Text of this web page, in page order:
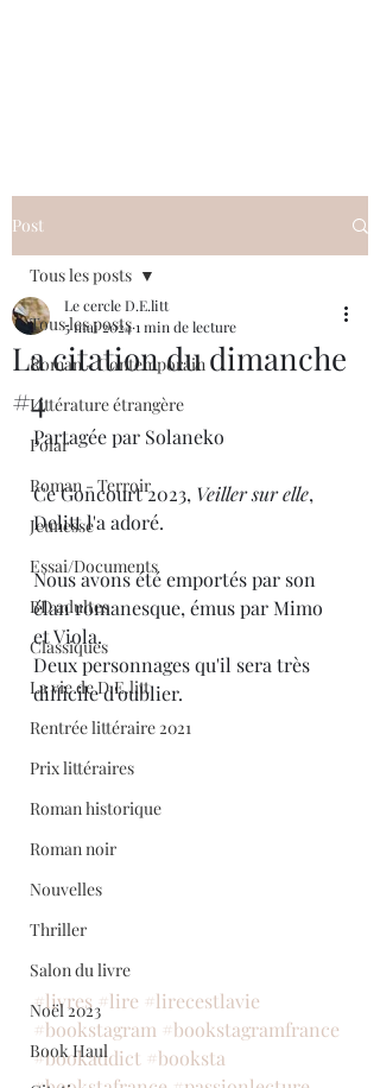
Post
Tous les posts
Roman - Contemporain
Littérature étrangère
Polar
Roman - Terroir
Jeunesse
Essai/Documents
BD adultes
Classiques
La vie de D.E.litt
Rentrée littéraire 2021
Prix littéraires
Roman historique
Roman noir
Nouvelles
Thriller
Salon du livre
Noël 2023
Book Haul
Tous les posts
La citation du dimanche
#4
Le cercle D.E.litt
5 mai 20241 min de lecture
Partagée par Solaneko
Ce Goncourt 2023, Veiller sur elle,
Delitt l'a adoré.
Nous avons été emportés par son
élan romanesque, émus par Mimo
et Viola.
Deux personnages qu'il sera très
difficile d'oublier.
#livres #lire #lirecestlavie
#bookstagram #bookstagramfrance
#bookaddict #booksta